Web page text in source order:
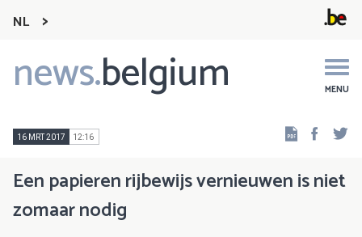
NL
news.belgium MENU
Main
navigation
16 MRT 2017 12:16
Een papieren rijbewijs vernieuwen is niet
zomaar nodig